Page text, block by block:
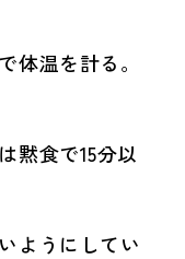
体温を計る。
黙食で15分以
ようにしてい